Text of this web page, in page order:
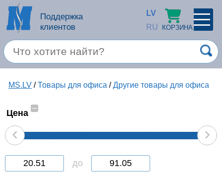
Поддержка
клиентов
LV
RU
КОРЗИНА
×
Спец. предложение
Услуги
Продукция apple
Компьютерная техника
MS.LV /Товары для офиса /Другие товары для офиса
Цена
–
‹ ›
до